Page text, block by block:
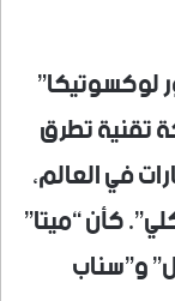
لوكسوتيكا”
تقنية تطرق
في العالم،
كأن “ميتا”
و”سناب